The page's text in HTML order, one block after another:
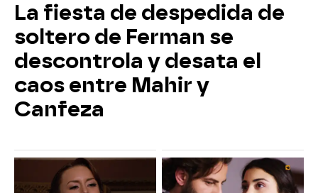
La fiesta de despedida de
soltero de Ferman se
descontrola y desata el
caos entre Mahir y
Canfeza